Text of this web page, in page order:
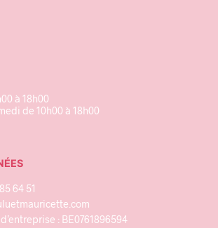
à 18h00
de 10h00 à 18h00
64 51
: BE0761896594